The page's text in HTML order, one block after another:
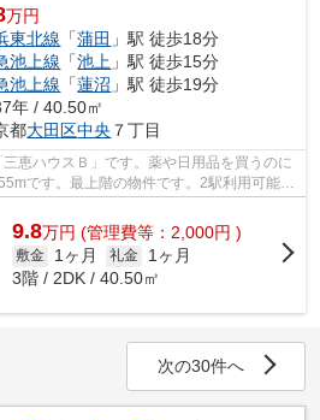
万円
東北線 「蒲田 」駅 徒歩18分
池上線 「池上 」駅 徒歩15分
池上線 「蓮沼 」駅 徒歩19分
年 / 40.50㎡
都大田区中央 ７丁目
恵ハウスＢ」です。薬や日用品を買うのに
です。最上階の物件です。2駅利用可能な
できる...
9.8万円 (管理費等：2,000円 )
敷金 1ヶ月 礼金
1ヶ月
3階 / 2DK / 40.50㎡
次の30件へ